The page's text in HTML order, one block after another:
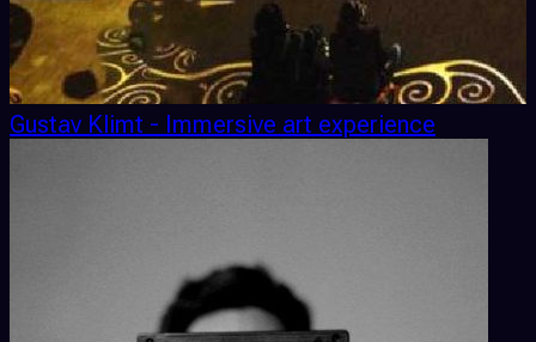
Gustav Klimt - Immersive art experience